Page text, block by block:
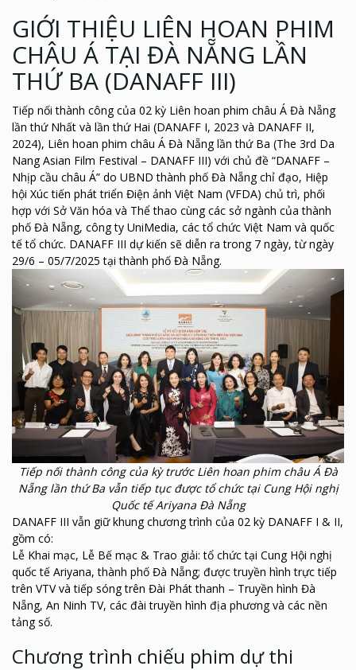
GIỚI THIỆU LIÊN HOAN PHIM
CHÂU Á TẠI ĐÀ NẴNG LẦN
THỨ BA (DANAFF III)
Tiếp nối thành công của 02 kỳ Liên hoan phim châu Á Đà Nẵng
lần thứ Nhất và lần thứ Hai (DANAFF I, 2023 và DANAFF II,
2024), Liên hoan phim châu Á Đà Nẵng lần thứ Ba (The 3rd Da
Nang Asian Film Festival – DANAFF III) với chủ đề “DANAFF –
Nhịp cầu châu Á” do UBND thành phố Đà Nẵng chỉ đạo, Hiệp
hội Xúc tiến phát triển Điện ảnh Việt Nam (VFDA) chủ trì, phối
hợp với Sở Văn hóa và Thể thao cùng các sở ngành của thành
phố Đà Nẵng, công ty UniMedia, các tổ chức Việt Nam và quốc
tế tổ chức. DANAFF III dự kiến sẽ diễn ra trong 7 ngày, từ ngày
29/6 – 05/7/2025 tại thành phố Đà Nẵng.
Tiếp nối thành công của kỳ trước Liên hoan phim châu Á Đà
Nẵng lần thứ Ba vẫn tiếp tục được tổ chức tại Cung Hội nghị
Quốc tế Ariyana Đà Nẵng
DANAFF III vẫn giữ khung chương trình của 02 kỳ DANAFF I & II,
gồm có:
Lễ Khai mạc, Lễ Bế mạc & Trao giải: tổ chức tại Cung Hội nghị
quốc tế Ariyana, thành phố Đà Nẵng; được truyền hình trực tiếp
trên VTV và tiếp sóng trên Đài Phát thanh – Truyền hình Đà
Nẵng, An Ninh TV, các đài truyền hình địa phương và các nền
tảng số.
Chương trình chiếu phim dự thi